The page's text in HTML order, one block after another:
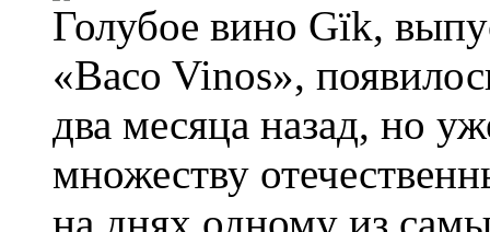
Голубое вино Gïk,
«Baco Vinos»,
два месяца назад, но
множеству
на днях одному из